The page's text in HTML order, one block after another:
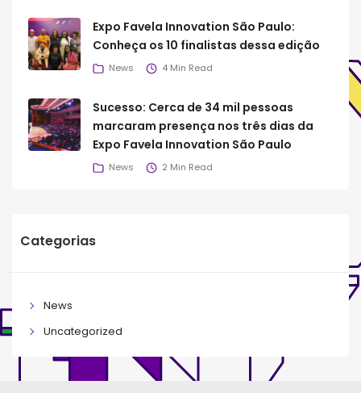
Expo Favela Innovation São Paulo:
Conheça os 10 finalistas dessa edição
News 4 Min Read
Sucesso: Cerca de 34 mil pessoas
marcaram presença nos três dias da
Expo Favela Innovation São Paulo
News 2 Min Read
Categorias
News
Uncategorized